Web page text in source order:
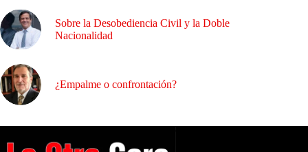
Sobre la Desobediencia Civil y la Doble
Nacionalidad
¿Empalme o confrontación?